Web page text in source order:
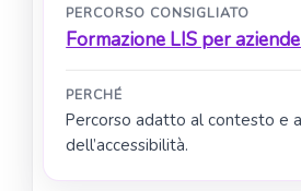
PERCORSO CONSIGLIATO
Formazione LIS per
PERCHÉ
Percorso adatto al contesto e
dell’accessibilità.